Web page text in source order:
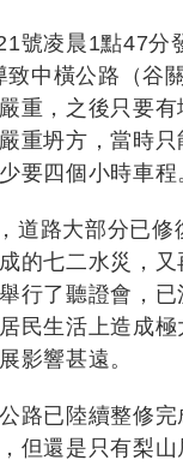
號凌晨1點47分
中橫公路（谷
重，之後只要
重坍方，當時
要四個小時車程
道路大部分已修
的七二水災，
行了聽證會，
民生活上造成
影響甚遠。
路已陸續整修完
但還是只有梨